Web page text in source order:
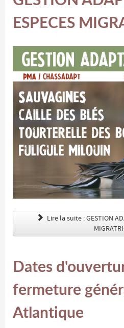
ESPECES
Lire la suite : GESTION
Dates
fermeture
Atlantique